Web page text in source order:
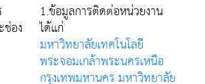
อง
1.ข้อมูลการติดต่อหน่วยงาน
ได้แก่
มหาวิทยาลัยเทคโนโลยี
พระจอมเกล้าพระนครเหนือ
กรุงเทพมหานคร มหาวิทยาลัย